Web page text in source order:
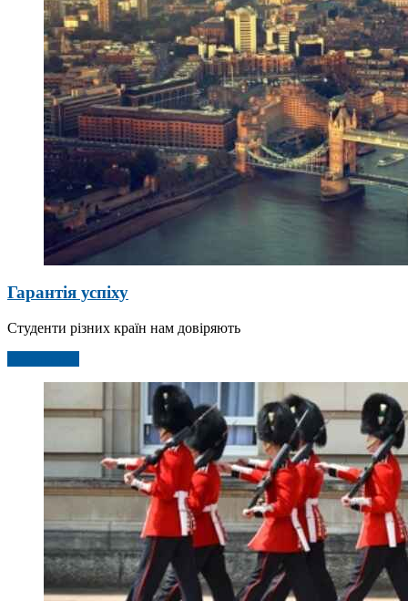
Гарантія успіху
Студенти різних країн нам довіряють